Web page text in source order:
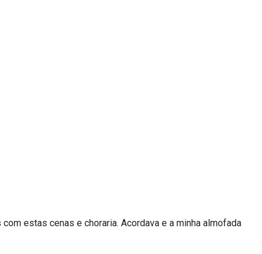
estas cenas e choraria. Acordava e a minha almofada